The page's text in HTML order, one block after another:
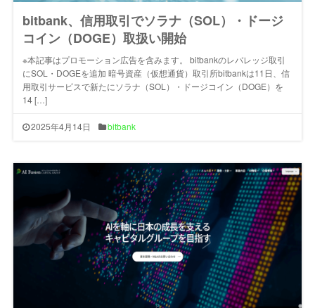
bitbank、信用取引でソラナ（SOL）・ドージ
コイン（DOGE）取扱い開始
※本記事はプロモーション広告を含みます。 bitbankのレバレッジ取引
にSOL・DOGEを追加 暗号資産（仮想通貨）取引所bitbankは11日、信
用取引サービスで新たにソラナ（SOL）・ドージコイン（DOGE）を
14 […]
2025年4月14日 bitbank